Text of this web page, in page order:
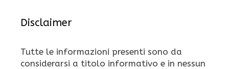
Disclaimer
Tutte le informazioni presenti sono da
considerarsi a titolo informativo e in nessun